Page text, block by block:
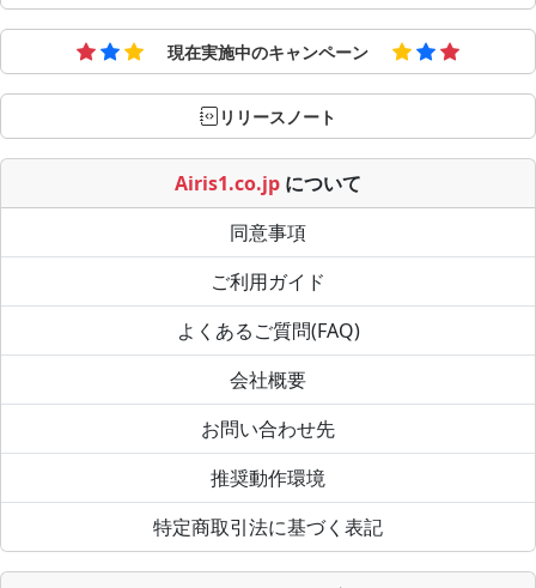
現在実施中のキャンペーン
リリースノート
Airis1.co.jp について
同意事項
ご利用ガイド
よくあるご質問(FAQ)
会社概要
お問い合わせ先
推奨動作環境
特定商取引法に基づく表記